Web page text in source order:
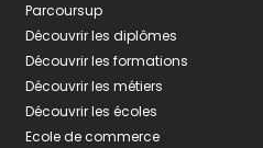
Parcoursup
Découvrir les diplômes
Découvrir les formations
Découvrir les métiers
Découvrir les écoles
Ecole de commerce